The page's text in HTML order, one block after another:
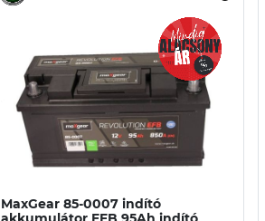
MaxGear 85-0007 indító